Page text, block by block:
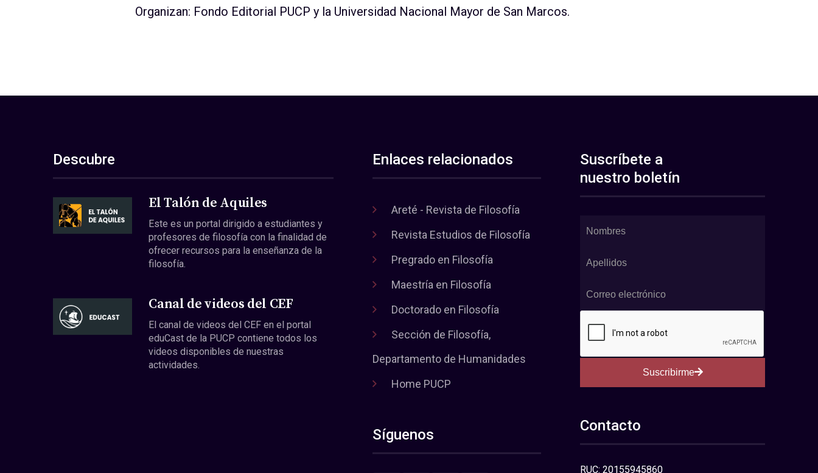
Organizan: Fondo Editorial PUCP y la Universidad Nacional Mayor de San Marcos.
Descubre
El Talón de Aquiles
Este es un portal dirigido a estudiantes y
profesores de filosofía con la finalidad de
ofrecer recursos para la enseñanza de la
filosofía.
Canal de videos del CEF
El canal de videos del CEF en el portal
eduCast de la PUCP contiene todos los
videos disponibles de nuestras
actividades.
Enlaces relacionados
Areté - Revista de Filosofía
Revista Estudios de Filosofía
Pregrado en Filosofía
Maestría en Filosofía
Doctorado en Filosofía
Sección de Filosofía,
Departamento de Humanidades
Home PUCP
Síguenos
Suscríbete a
nuestro boletín
Suscribirme
Contacto
RUC: 20155945860